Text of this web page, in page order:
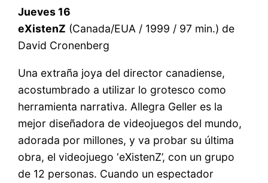
Jueves 16
eXistenZ (Canada/EUA / 1999 / 97 min.) de
David Cronenberg
Una extraña joya del director canadiense,
acostumbrado a utilizar lo grotesco como
herramienta narrativa. Allegra Geller es la
mejor diseñadora de videojuegos del mundo,
adorada por millones, y va probar su última
obra, el videojuego ‘eXistenZ’, con un grupo
de 12 personas. Cuando un espectador